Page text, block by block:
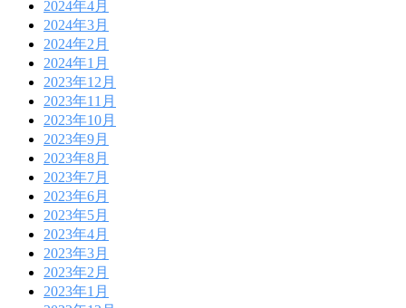
2024年4月
2024年3月
2024年2月
2024年1月
2023年12月
2023年11月
2023年10月
2023年9月
2023年8月
2023年7月
2023年6月
2023年5月
2023年4月
2023年3月
2023年2月
2023年1月